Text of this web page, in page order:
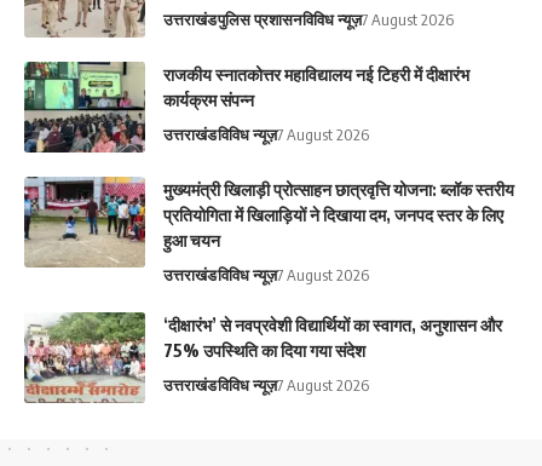
उत्तराखंडपुलिस प्रशासनविविध न्यूज़7 August 2026
राजकीय स्नातकोत्तर महाविद्यालय नई टिहरी में दीक्षारंभ
कार्यक्रम संपन्न
उत्तराखंडविविध न्यूज़7 August 2026
मुख्यमंत्री खिलाड़ी प्रोत्साहन छात्रवृत्ति योजना: ब्लॉक स्तरीय
प्रतियोगिता में खिलाड़ियों ने दिखाया दम, जनपद स्तर के लिए
हुआ चयन
उत्तराखंडविविध न्यूज़7 August 2026
‘दीक्षारंभ’ से नवप्रवेशी विद्यार्थियों का स्वागत, अनुशासन और
75% उपस्थिति का दिया गया संदेश
उत्तराखंडविविध न्यूज़7 August 2026